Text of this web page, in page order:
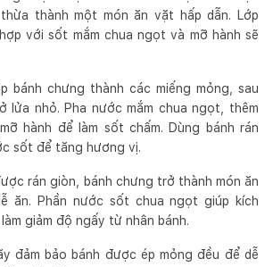
thành một món ăn vặt hấp dẫn. Lớp
với sốt mắm chua ngọt và mỡ hành sẽ
bánh chưng thành các miếng mỏng, sau
lửa nhỏ. Pha nước mắm chua ngọt, thêm
hành để làm sốt chấm. Dùng bánh rán
sốt để tăng hương vị.
rán giòn, bánh chưng trở thành món ăn
ăn. Phần nước sốt chua ngọt giúp kích
giảm độ ngấy từ nhân bánh.
đảm bảo bánh được ép mỏng đều để dễ